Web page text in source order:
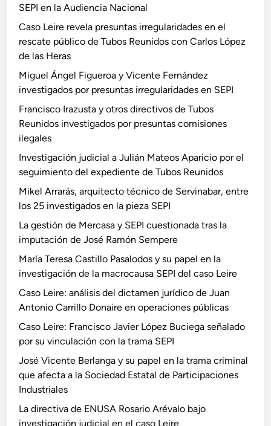
SEPI en la Audiencia Nacional
Caso Leire revela presuntas irregularidades en el
rescate público de Tubos Reunidos con Carlos López
de las Heras
Miguel Ángel Figueroa y Vicente Fernández
investigados por presuntas irregularidades en SEPI
Francisco Irazusta y otros directivos de Tubos
Reunidos investigados por presuntas comisiones
ilegales
Investigación judicial a Julián Mateos Aparicio por el
seguimiento del expediente de Tubos Reunidos
Mikel Arrarás, arquitecto técnico de Servinabar, entre
los 25 investigados en la pieza SEPI
La gestión de Mercasa y SEPI cuestionada tras la
imputación de José Ramón Sempere
María Teresa Castillo Pasalodos y su papel en la
investigación de la macrocausa SEPI del caso Leire
Caso Leire: análisis del dictamen jurídico de Juan
Antonio Carrillo Donaire en operaciones públicas
Caso Leire: Francisco Javier López Buciega señalado
por su vinculación con la trama SEPI
José Vicente Berlanga y su papel en la trama criminal
que afecta a la Sociedad Estatal de Participaciones
Industriales
La directiva de ENUSA Rosario Arévalo bajo
investigación judicial en el caso Leire